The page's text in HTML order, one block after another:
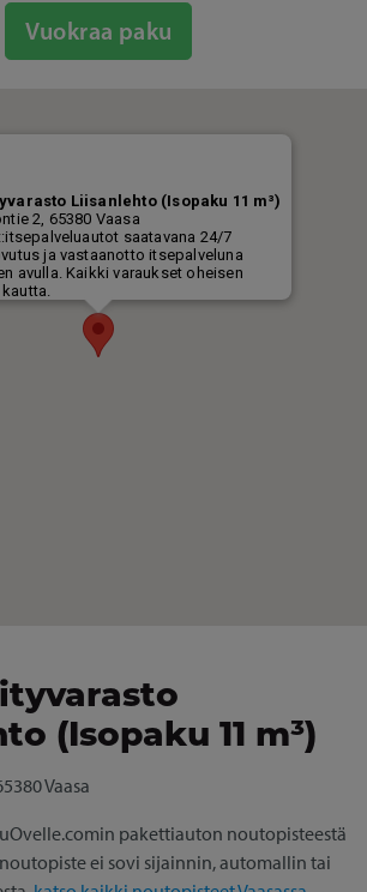
Vuokraa paku
(Isopaku 11 m³)
Vaasa
pakettiauton noutopisteestä
noutopiste ei sovi sijainnin, automallin tai